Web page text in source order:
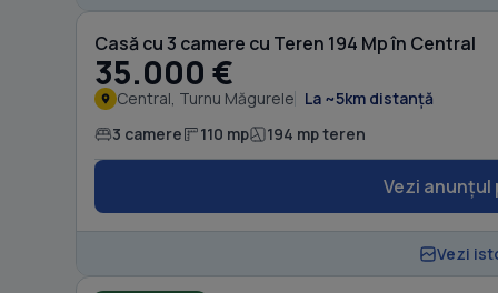
Casă cu 3 camere cu Teren 194 Mp în Central
35.000 €
Central, Turnu Măgurele La ~5km distanță
3 camere 110 mp 194 mp teren
Vezi anunțul
Vezi